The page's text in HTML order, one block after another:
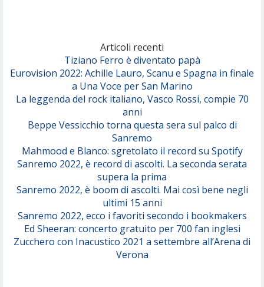
Serenamente
Articoli recenti
Tiziano Ferro è diventato papà
Eurovision 2022: Achille Lauro, Scanu e Spagna in finale
a Una Voce per San Marino
La leggenda del rock italiano, Vasco Rossi, compie 70
anni
Beppe Vessicchio torna questa sera sul palco di
Sanremo
Mahmood e Blanco: sgretolato il record su Spotify
Sanremo 2022, è record di ascolti. La seconda serata
supera la prima
Sanremo 2022, è boom di ascolti. Mai così bene negli
ultimi 15 anni
Sanremo 2022, ecco i favoriti secondo i bookmakers
Ed Sheeran: concerto gratuito per 700 fan inglesi
Zucchero con Inacustico 2021 a settembre all’Arena di
Verona